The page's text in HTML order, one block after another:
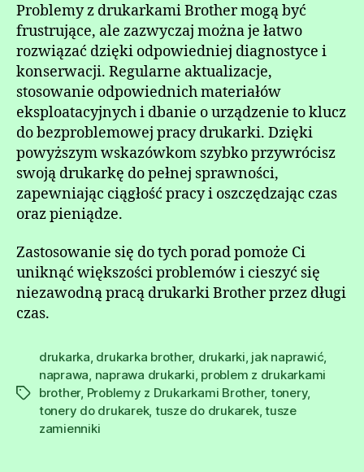
Problemy z drukarkami Brother mogą być
frustrujące, ale zazwyczaj można je łatwo
rozwiązać dzięki odpowiedniej diagnostyce i
konserwacji. Regularne aktualizacje,
stosowanie odpowiednich materiałów
eksploatacyjnych i dbanie o urządzenie to klucz
do bezproblemowej pracy drukarki. Dzięki
powyższym wskazówkom szybko przywrócisz
swoją drukarkę do pełnej sprawności,
zapewniając ciągłość pracy i oszczędzając czas
oraz pieniądze.
Zastosowanie się do tych porad pomoże Ci
uniknąć większości problemów i cieszyć się
niezawodną pracą drukarki Brother przez długi
czas.
Tagi
drukarka, drukarka brother, drukarki, jak naprawić,
naprawa, naprawa drukarki, problem z drukarkami
brother, Problemy z Drukarkami Brother, tonery,
tonery do drukarek, tusze do drukarek,tusze
zamienniki